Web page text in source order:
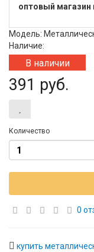
оптовый
Модель:
Наличие:
В наличии
391 руб.
Количество
0
купить